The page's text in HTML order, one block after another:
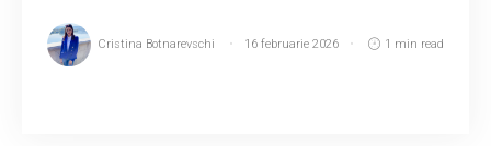
Cristina Botnarevschi 16 februarie 2026 1 min read